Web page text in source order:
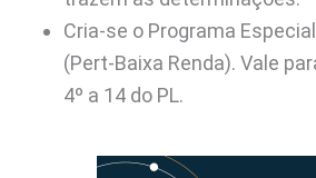
Cria-se o Programa
(Pert-Baixa Renda). Vale
4º a 14 do PL.